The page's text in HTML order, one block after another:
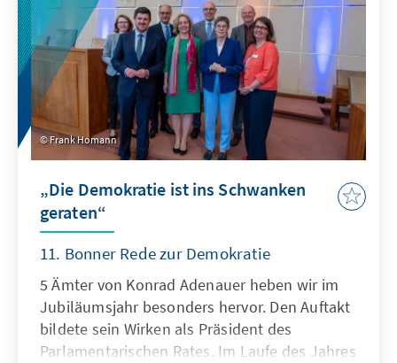
Frank Homann
„Die Demokratie ist ins Schwanken
geraten“
11. Bonner Rede zur Demokratie
5 Ämter von Konrad Adenauer heben wir im
Jubiläumsjahr besonders hervor. Den Auftakt
bildete sein Wirken als Präsident des
Parlamentarischen Rates. Im Laufe des Jahres